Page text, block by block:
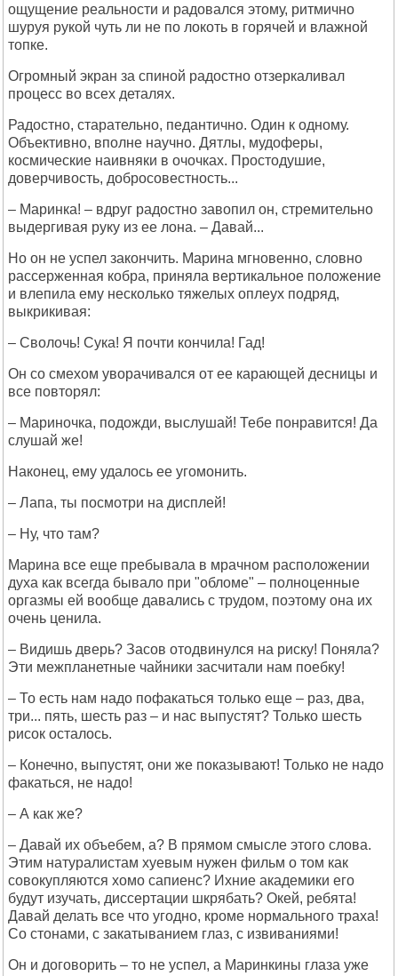
ощущение реальности и радовался этому, ритмично
шуруя рукой чуть ли не по локоть в горячей и влажной
топке.
Огромный экран за спиной радостно отзеркаливал
процесс во всех деталях.
Радостно, старательно, педантично. Один к одному.
Объективно, вполне научно. Дятлы, мудоферы,
космические наивняки в очочках. Простодушие,
доверчивость, добросовестность...
– Маринка! – вдруг радостно завопил он, стремительно
выдергивая руку из ее лона. – Давай...
Но он не успел закончить. Марина мгновенно, словно
рассерженная кобра, приняла вертикальное положение
и влепила ему несколько тяжелых оплеух подряд,
выкрикивая:
– Сволочь! Сука! Я почти кончила! Гад!
Он со смехом уворачивался от ее карающей десницы и
все повторял:
– Мариночка, подожди, выслушай! Тебе понравится! Да
слушай же!
Наконец, ему удалось ее угомонить.
– Лапа, ты посмотри на дисплей!
– Ну, что там?
Марина все еще пребывала в мрачном расположении
духа как всегда бывало при "обломе" – полноценные
оргазмы ей вообще давались с трудом, поэтому она их
очень ценила.
– Видишь дверь? Засов отодвинулся на риску! Поняла?
Эти межпланетные чайники засчитали нам поебку!
– То есть нам надо пофакаться только еще – раз, два,
три... пять, шесть раз – и нас выпустят? Только шесть
рисок осталось.
– Конечно, выпустят, они же показывают! Только не надо
факаться, не надо!
– А как же?
– Давай их объебем, а? В прямом смысле этого слова.
Этим натуралистам хуевым нужен фильм о том как
совокупляются хомо сапиенс? Ихние академики его
будут изучать, диссертации шкрябать? Окей, ребята!
Давай делать все что угодно, кроме нормального траха!
Со стонами, с закатыванием глаз, с извиваниями!
Он и договорить – то не успел, а Маринкины глаза уже